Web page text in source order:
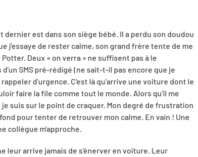
est dans son siège bébé. Il a perdu son doudou
j'essaye de rester calme, son grand frère tente de me
Deux « on verra » ne suffisent pas à le
SMS pré-rédigé (ne sait-t-il pas encore que je
d'urgence. C'est là qu'arrive une voiture dont le
faire la file comme tout le monde. Alors qu'il me
suis sur le point de craquer. Mon degré de frustration
pour tenter de retrouver mon calme. En vain ! Une
collègue m'approche.
leur arrive jamais de s'énerver en voiture. Leur